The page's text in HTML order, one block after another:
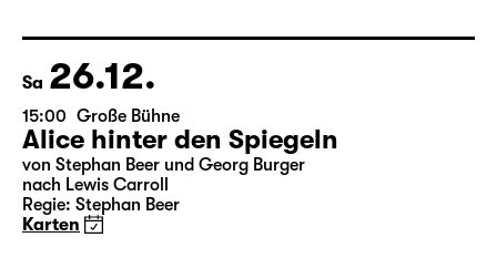
Regie: Enrico Lübbe
Karten
Sa 26.12.
15:00 Große Bühne
Alice hinter den Spiegeln